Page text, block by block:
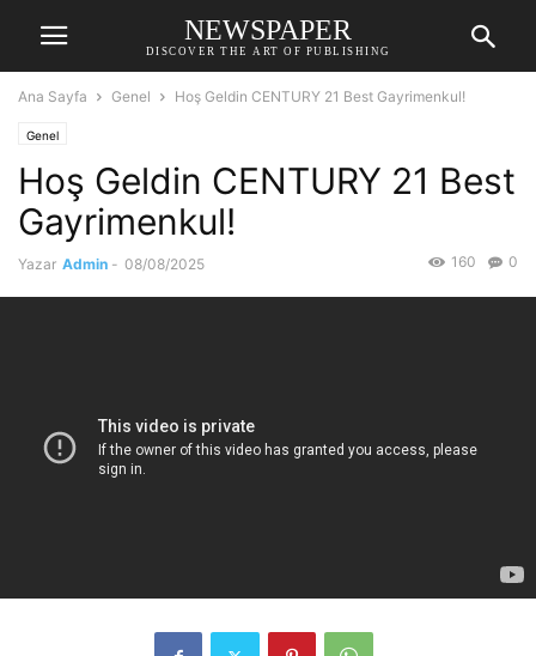
NEWSPAPER
DISCOVER THE ART OF PUBLISHING
Ana Sayfa Genel Hoş Geldin CENTURY 21 Best Gayrimenkul!
Genel
Hoş Geldin CENTURY 21 Best
Gayrimenkul!
Yazar Admin - 08/08/2025 0
160